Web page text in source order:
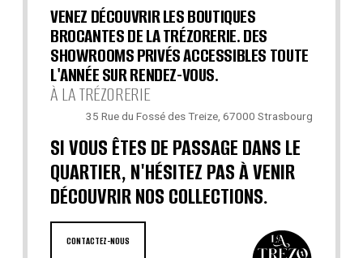
VENEZ DÉCOUVRIR LES BOUTIQUES
BROCANTES DE LA TRÉZORERIE. DES
SHOWROOMS PRIVÉS ACCESSIBLES TOUTE
L'ANNÉE SUR RENDEZ-VOUS.
À LA TRÉZORERIE
35 Rue du Fossé des Treize, 67000 Strasbourg
SI VOUS ÊTES DE PASSAGE DANS LE
QUARTIER, N'HÉSITEZ PAS À VENIR
DÉCOUVRIR NOS COLLECTIONS.
CONTACTEZ-NOUS